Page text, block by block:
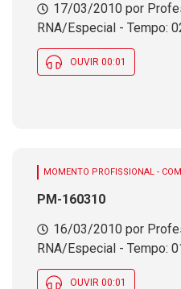
17/03/2010 por
RNA/Especial - Tempo:
OUVIR 00:01
MOMENTO PROFISSIONAL -
PM-160310
16/03/2010 por
RNA/Especial - Tempo:
OUVIR 00:01